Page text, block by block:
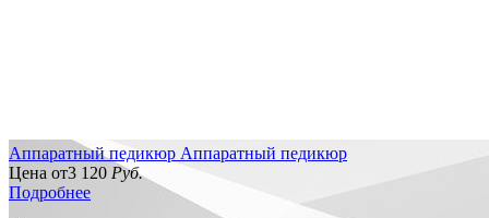
Аппаратный педикюр Аппаратный педикюр
Цена от3 120 Руб.
Подробнее